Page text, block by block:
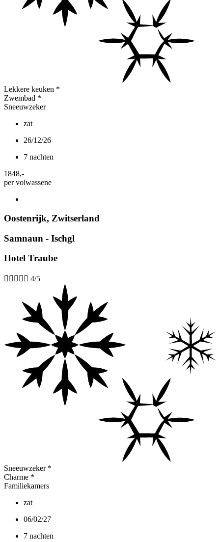
Lekkere keuken *
Zwembad *
Sneeuwzeker
zat
26/12/26
7 nachten
1848,-
per volwassene
Oostenrijk, Zwitserland
Samnaun - Ischgl
Hotel Traube
     4/5
Sneeuwzeker*
Charme *
Familiekamers
zat
06/02/27
7 nachten